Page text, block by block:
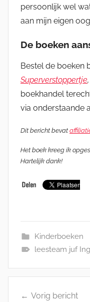
persoonlijk wel
aan mijn eigen
De boeken
Bestel de boeken
Superverstoppertje,
boekhandel
via onderstaande
Dit bericht bevat
Het boek kreeg ik
Hartelijk dank!
Kinderboeken
leesteam juf
Vorig bericht